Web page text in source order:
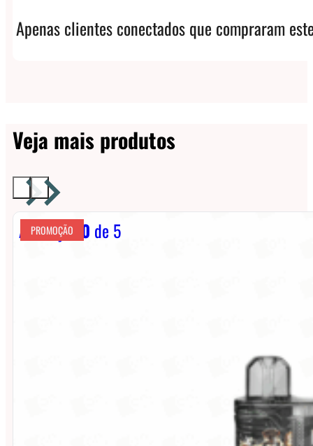
Apenas clientes conectados que compraram
Veja mais produtos
Avaliação 0 de 5
PROMOÇÃO